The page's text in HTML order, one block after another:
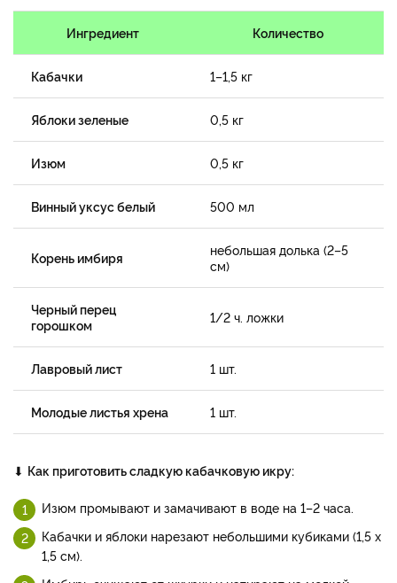
Ингредиент Количество
Кабачки 1–1,5 кг
Яблоки зеленые 0,5 кг
Изюм 0,5 кг
Винный уксус белый 500 мл
Корень имбиря
небольшая долька (2–5
см)
Черный перец
горошком
1/2 ч. ложки
Лавровый лист 1 шт.
Молодые листья хрена 1 шт.
⬇ Как приготовить сладкую кабачковую икру:
Изюм промывают и замачивают в воде на 1–2 часа.
Кабачки и яблоки нарезают небольшими кубиками (1,5 х
1,5 см).